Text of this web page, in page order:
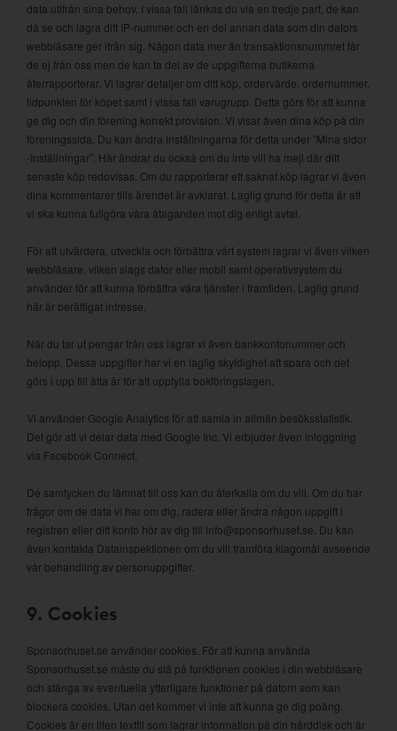
data utifrån sina behov. I vissa fall länkas du via en tredje part, de kan
då se och lagra ditt IP-nummer och en del annan data som din dators
webbläsare ger ifrån sig. Någon data mer än transaktionsnummret får
de ej från oss men de kan ta del av de uppgifterna butikerna
återrapporterar. Vi lagrar detaljer om ditt köp, ordervärde, ordernummer,
tidpunkten för köpet samt i vissa fall varugrupp. Detta görs för att kunna
ge dig och din förening korrekt provision. Vi visar även dina köp på din
föreningssida. Du kan ändra inställningarna för detta under ”Mina sidor
-Inställningar”. Här ändrar du också om du inte vill ha mejl där ditt
senaste köp redovisas. Om du rapporterar ett saknat köp lagrar vi även
dina kommentarer tills ärendet är avklarat. Laglig grund för detta är att
vi ska kunna fullgöra våra åtaganden mot dig enligt avtal.
För att utvärdera, utveckla och förbättra vårt system lagrar vi även vilken
webbläsare, vilken slags dator eller mobil samt operativsystem du
använder för att kunna förbättra våra tjänster i framtiden. Laglig grund
här är berättigat intresse.
När du tar ut pengar från oss lagrar vi även bankkontonummer och
belopp. Dessa uppgifter har vi en laglig skyldighet att spara och det
görs i upp till åtta år för att uppfylla bokföringslagen.
Vi använder Google Analytics för att samla in allmän besöksstatistik.
Det gör att vi delar data med Google Inc. Vi erbjuder även inloggning
via Facebook Connect.
De samtycken du lämnat till oss kan du återkalla om du vill. Om du har
frågor om de data vi har om dig, radera eller ändra någon uppgift i
registren eller ditt konto hör av dig till info@sponsorhuset.se. Du kan
även kontakta Datainspektionen om du vill framföra klagomål avseende
vår behandling av personuppgifter.
9. Cookies
Sponsorhuset.se använder cookies. För att kunna använda
Sponsorhuset.se måste du slå på funktionen cookies i din webbläsare
och stänga av eventuella ytterligare funktioner på datorn som kan
blockera cookies. Utan det kommer vi inte att kunna ge dig poäng.
Cookies är en liten textfil som lagrar information på din hårddisk och är